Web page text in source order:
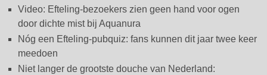
Video: Efteling-bezoekers zien geen hand voor ogen
door dichte mist bij Aquanura
Nóg een Efteling-pubquiz: fans kunnen dit jaar twee keer
meedoen
Niet langer de grootste douche van Nederland: